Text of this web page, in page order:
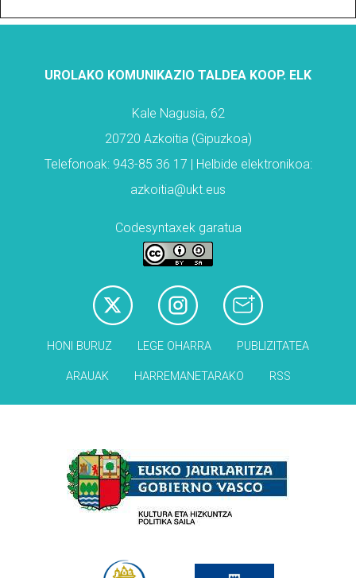
UROLAKO KOMUNIKAZIO TALDEA KOOP. ELK
Kale Nagusia, 62
20720 Azkoitia (Gipuzkoa)
Telefonoak: 943-85 36 17 | Helbide elektronikoa:
azkoitia@ukt.eus
Codesyntaxek garatua
HONI BURUZ LEGE OHARRA PUBLIZITATEA
ARAUAK HARREMANETARAKO RSS